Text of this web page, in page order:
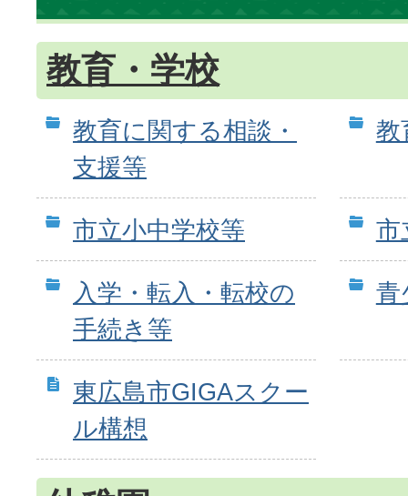
置
教育・学校
教育に関する相談・
支援等
教
市立小中学校等 市
入学・転入・転校の
手続き等
青
東広島市GIGAスクー
ル構想